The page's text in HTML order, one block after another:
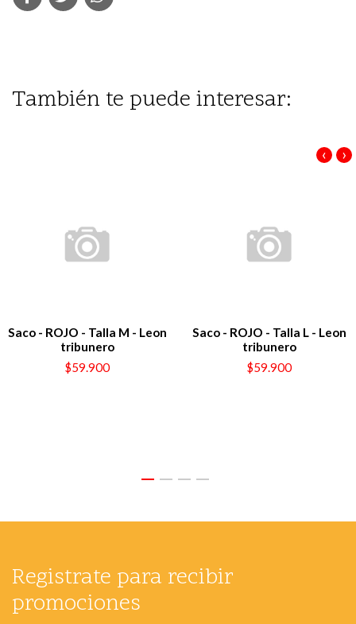
También te puede interesar:
Saco - ROJO - Talla M - Leon
tribunero
$59.900
Saco - ROJO - Talla L - Leon
tribunero
$59.900
‹ ›
Registrate para recibir
promociones